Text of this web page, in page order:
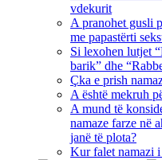
vdekurit
A pranohet gusli
me papastërti
Si lexohen lutjet
barik” dhe
Çka e prish
A është mekruh
A mund të
namaze farze në
janë të plota?
Kur falet namazi i